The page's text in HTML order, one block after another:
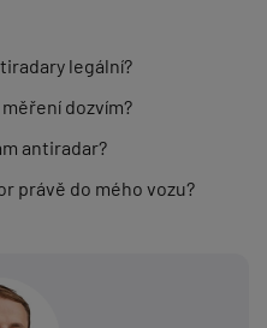
legální?
dozvím?
antiradar?
právě do mého vozu?